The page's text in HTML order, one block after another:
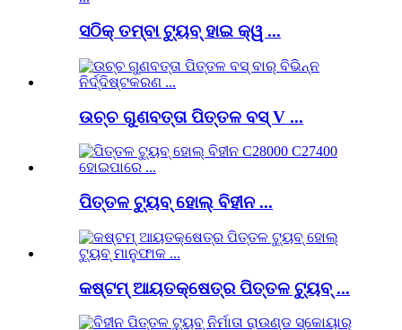
ସଠିକ୍ ତମ୍ବା ଟ୍ୟୁବ୍ ହାଇ କ୍ୱ ...
ଉଚ୍ଚ ଗୁଣବତ୍ତା ପିତ୍ତଳ ବସ୍ V ...
ପିତ୍ତଳ ଟ୍ୟୁବ୍ ହୋଲ୍ ବିହୀନ ...
କଷ୍ଟମ୍ ଆୟତକ୍ଷେତ୍ର ପିତ୍ତଳ ଟ୍ୟୁବ୍ ...